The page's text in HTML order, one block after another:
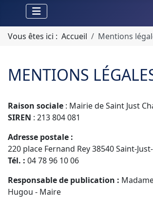
Vous êtes ici : Accueil Mentions
MENTIONS
Raison sociale : Mairie de Saint Just
SIREN : 213 804 081
Adresse postale :
220 place Fernand Rey 38540 Saint-
Tél. : 04 78 96 10 06
Responsable de publication :
Hugou - Maire